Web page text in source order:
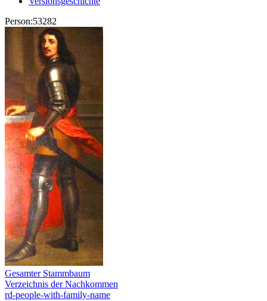
Person:53282
Gesamter Stammbaum
Verzeichnis der Nachkommen
rd-people-with-family-name